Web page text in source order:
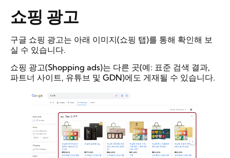
쇼핑 광고
구글 쇼핑 광고는 아래 이미지(쇼핑 탭)를 통해 확인해 보
실 수 있습니다.
쇼핑 광고(Shopping ads)는 다른 곳(예: 표준 검색 결과,
파트너 사이트, 유튜브 및 GDN)에도 게재될 수 있습니다.